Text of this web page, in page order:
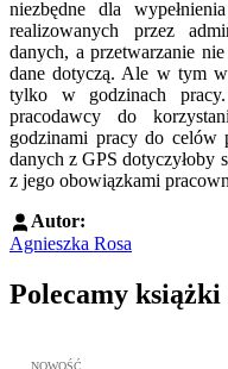
niezbędne dla
realizowanych przez
danych, a przetwarzanie
dane dotyczą. Ale w tym
tylko w godzinach
pracodawcy do
godzinami pracy do celów
danych z GPS dotyczyłoby
z jego obowiązkami
Autor:
Agnieszka Rosa
Polecamy
Przejdź do: Meritum
NOWOŚĆ